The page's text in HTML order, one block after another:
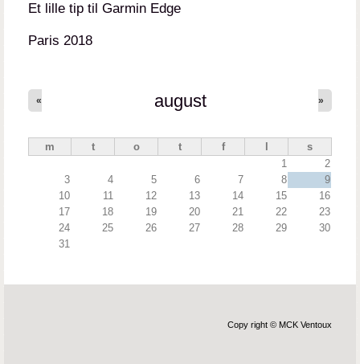
Et lille tip til Garmin Edge
Paris 2018
august
« »
m t o t f l
s
1
2
3
4 5 6 7 8
9
10
11 12 13 14 15
16
17
18 19 20 21 22
23
24
25 26 27 28 29
30
31
Copy right © MCK Ventoux